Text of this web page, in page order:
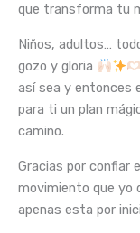
que transforma tu
Niños, adultos…
gozo y gloria
así sea y entonces
para ti un plan
camino.
Gracias por confiar
movimiento que yo
apenas esta por